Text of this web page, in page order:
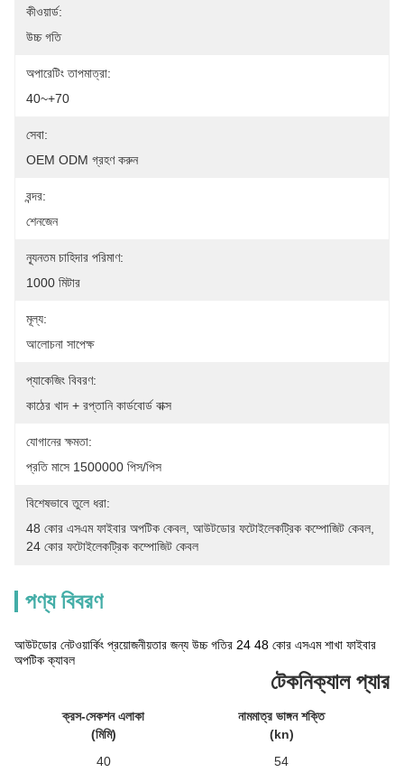
কীওয়ার্ড:
উচ্চ গতি
অপারেটিং তাপমাত্রা:
40~+70
সেবা:
OEM ODM গ্রহণ করুন
বন্দর:
শেনজেন
ন্যূনতম চাহিদার পরিমাণ:
1000 মিটার
মূল্য:
আলোচনা সাপেক্ষ
প্যাকেজিং বিবরণ:
কাঠের খাদ + রপ্তানি কার্ডবোর্ড বাক্স
যোগানের ক্ষমতা:
প্রতি মাসে 1500000 পিস/পিস
বিশেষভাবে তুলে ধরা:
48 কোর এসএম ফাইবার অপটিক কেবল আউটডোর ফটোইলেকট্রিক কম্পোজিট কেবল
24 কোর ফটোইলেকট্রিক কম্পোজিট কেবল
পণ্য বিবরণ
আউটডোর নেটওয়ার্কিং প্রয়োজনীয়তার জন্য উচ্চ গতির 24 48 কোর এসএম শাখা ফাইবার
অপটিক ক্যাবল
টেকনিক্যাল
ক্রস-সেকশন এলাকা
(মিমি)
নামমাত্র ভাঙ্গন শক্তি
(kn)
40
54